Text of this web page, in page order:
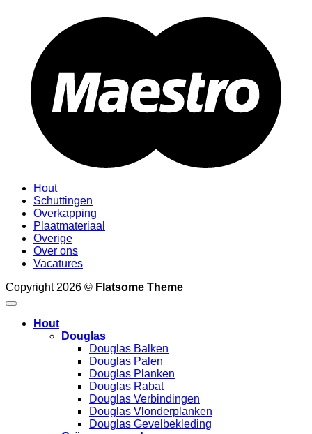
Hout
Schuttingen
Overkapping
Plaatmateriaal
Overige
Over ons
Vacatures
Copyright 2026 © Flatsome Theme
Hout
Douglas
Douglas Balken
Douglas Palen
Douglas Planken
Douglas Rabat
Douglas Verbindingen
Douglas Vlonderplanken
Douglas Gevelbekleding